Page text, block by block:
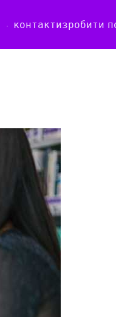
контактизробити